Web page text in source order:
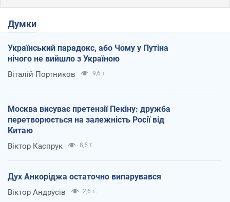
Думки
Український парадокс, або Чому у Путіна
нічого не вийшло з Україною
Віталій Портников 9,6 т.
Москва висуває претензії Пекіну: дружба
перетворюється на залежність Росії від
Китаю
Віктор Каспрук 8,5 т.
Дух Анкоріджа остаточно випарувався
Віктор Андрусів 2,6 т.